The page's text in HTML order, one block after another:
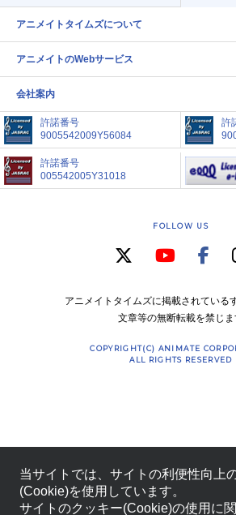
アニメイトタイムズについて
アニメイトのWebサービス
会社案内
許諾番号
9005542009Y56084
許
許諾番号
005542005Y31018
FOLLOW US
アニメイトタイムズに掲載されている
文章等の無断転載を禁じ
COPYRIGHT(C) ANIMATE
ALL RIGHTS RESERVED
当サイトでは、サイトの利便性向上
(Cookie)を使用しています。
サイトのクッキー(Cookie)の使用に関